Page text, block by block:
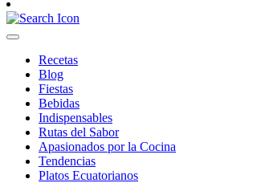
Recetas
Blog
Fiestas
Bebidas
Indispensables
Rutas del Sabor
Apasionados por la Cocina
Tendencias
Platos Ecuatorianos